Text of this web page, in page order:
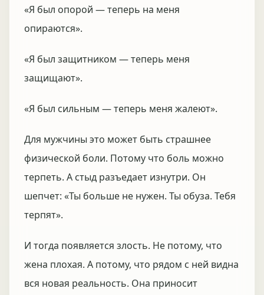
«Я был опорой — теперь на меня
опираются».
«Я был защитником — теперь меня
защищают».
«Я был сильным — теперь меня жалеют».
Для мужчины это может быть страшнее
физической боли. Потому что боль можно
терпеть. А стыд разъедает изнутри. Он
шепчет: «Ты больше не нужен. Ты обуза. Тебя
терпят».
И тогда появляется злость. Не потому, что
жена плохая. А потому, что рядом с ней видна
вся новая реальность. Она приносит